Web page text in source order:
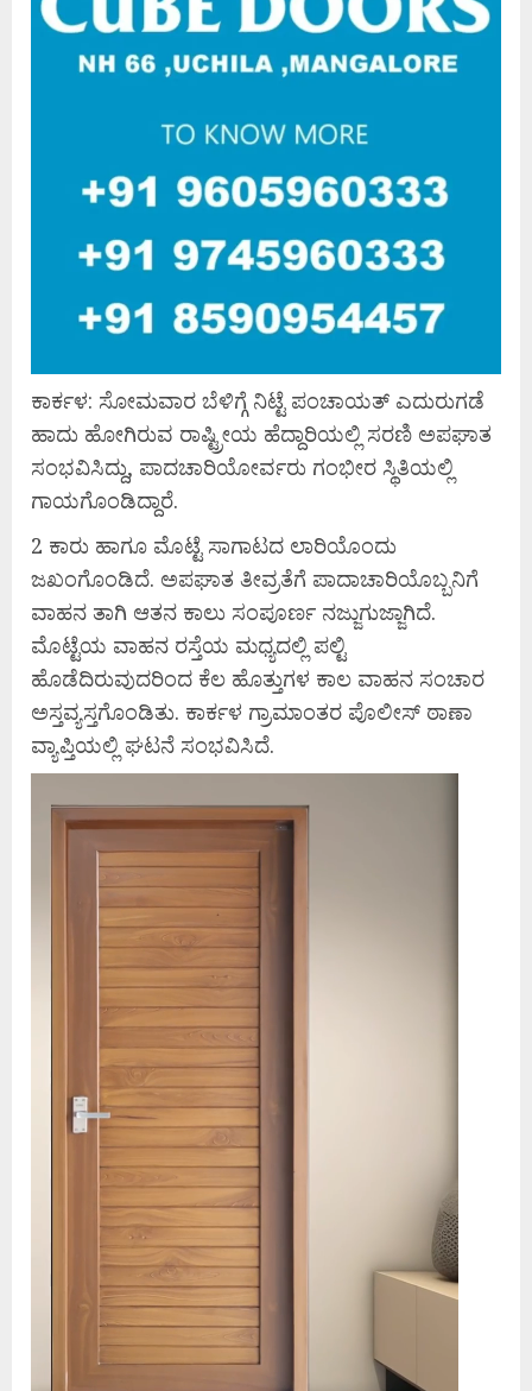
ಕಾರ್ಕಳ: ಸೋಮವಾರ ಬೆಳಿಗ್ಗೆ ನಿಟ್ಟೆ ಪಂಚಾಯತ್ ಎದುರುಗಡೆ
ಹಾದು ಹೋಗಿರುವ ರಾಷ್ಟ್ರೀಯ ಹೆದ್ದಾರಿಯಲ್ಲಿ ಸರಣಿ ಅಪಘಾತ
ಸಂಭವಿಸಿದ್ದು, ಪಾದಚಾರಿಯೋರ್ವರು ಗಂಭೀರ ಸ್ಥಿತಿಯಲ್ಲಿ
ಗಾಯಗೊಂಡಿದ್ದಾರೆ.
2 ಕಾರು ಹಾಗೂ ಮೊಟ್ಟೆ‌ ಸಾಗಾಟದ ಲಾರಿಯೊಂದು
ಜಖಂಗೊಂಡಿದೆ. ಅಪಘಾತ ತೀವ್ರತೆಗೆ ಪಾದಾಚಾರಿಯೊಬ್ಬನಿಗೆ
ವಾಹನ ತಾಗಿ ಆತನ ಕಾಲು ಸಂಪೂರ್ಣ ನಜ್ಜುಗುಜ್ಜಾಗಿದೆ.
ಮೊಟ್ಟೆಯ ವಾಹನ ರಸ್ತೆಯ ಮಧ್ಯದಲ್ಲಿ ಪಲ್ಟಿ
ಹೊಡೆದಿರುವುದರಿಂದ ಕೆಲ ಹೊತ್ತುಗಳ ಕಾಲ ವಾಹನ ಸಂಚಾರ
ಅಸ್ತವ್ಯಸ್ತಗೊಂಡಿತು. ಕಾರ್ಕಳ‌ ಗ್ರಾಮಾಂತರ ಪೊಲೀಸ್ ಠಾಣಾ
ವ್ಯಾಪ್ತಿಯಲ್ಲಿ ಘಟನೆ ಸಂಭವಿಸಿದೆ.